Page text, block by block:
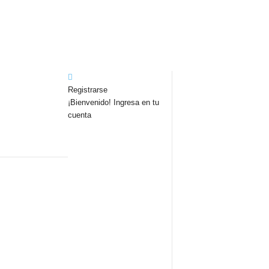
Registrarse
¡Bienvenido! Ingresa en tu
cuenta